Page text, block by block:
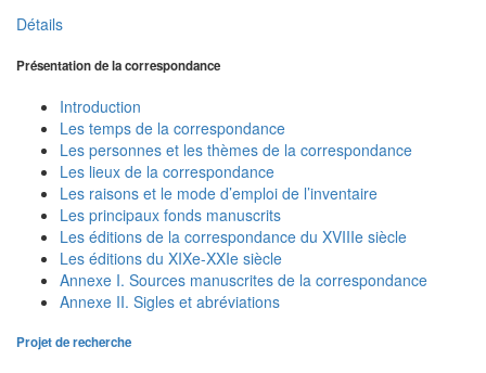
Détails
Présentation de la correspondance
Introduction
Les temps de la correspondance
Les personnes et les thèmes de la correspondance
Les lieux de la correspondance
Les raisons et le mode d’emploi de l’inventaire
Les principaux fonds manuscrits
Les éditions de la correspondance du XVIIIe siècle
Les éditions du XIXe-XXIe siècle
Annexe I. Sources manuscrites de la correspondance
Annexe II. Sigles et abréviations
Projet de recherche